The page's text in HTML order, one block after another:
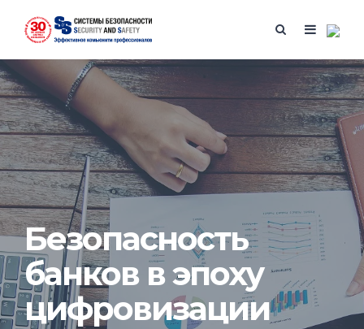
Безопасность
банков в эпоху
цифровизации